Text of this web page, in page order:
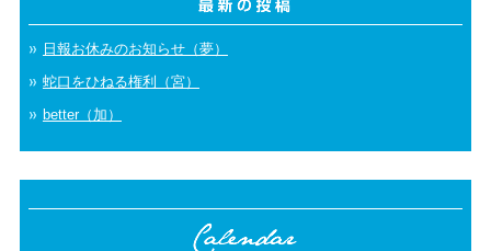
日報お休みのお知らせ（夢）
蛇口をひねる権利（宮）
better（加）